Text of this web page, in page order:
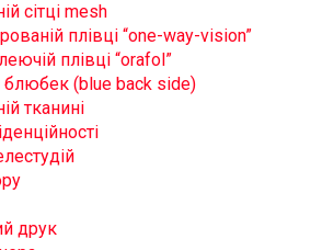
сітці mesh
плівці “one-way-vision”
плівці “orafol”
блюбек (blue back side)
тканині
друк